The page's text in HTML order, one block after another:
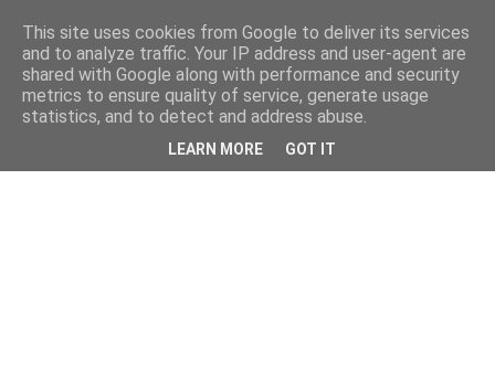
This site uses cookies from Google to deliver its services
and to analyze traffic. Your IP address and user-agent are
shared with Google along with performance and security
metrics to ensure quality of service, generate usage
statistics, and to detect and address abuse.
LEARN MORE GOT IT